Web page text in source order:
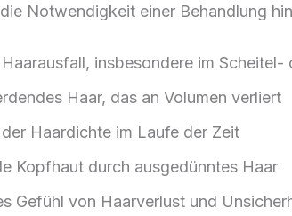
Notwendigkeit einer Behandlung
insbesondere im
Haar, das an Volumen verliert
Haardichte im Laufe der Zeit
Kopfhaut durch ausgedünntes Haar
Gefühl von Haarverlust und